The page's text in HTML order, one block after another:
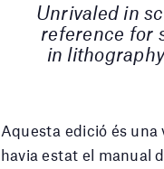
Unrivaled in
reference for
in
Aquesta edició és una
havia estat el manual